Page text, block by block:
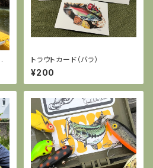
トラウトカード（バラ）
¥200